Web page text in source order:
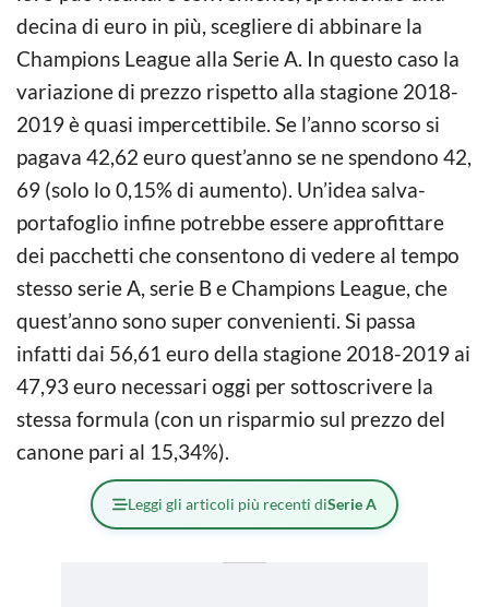
decina di euro in più, scegliere di abbinare la
Champions League alla Serie A. In questo caso la
variazione di prezzo rispetto alla stagione 2018-
2019 è quasi impercettibile. Se l’anno scorso si
pagava 42,62 euro quest’anno se ne spendono 42,
69 (solo lo 0,15% di aumento). Un’idea salva-
portafoglio infine potrebbe essere approfittare
dei pacchetti che consentono di vedere al tempo
stesso serie A, serie B e Champions League, che
quest’anno sono super convenienti. Si passa
infatti dai 56,61 euro della stagione 2018-2019 ai
47,93 euro necessari oggi per sottoscrivere la
stessa formula (con un risparmio sul prezzo del
canone pari al 15,34%).
Leggi gli articoli più recenti diSerie A